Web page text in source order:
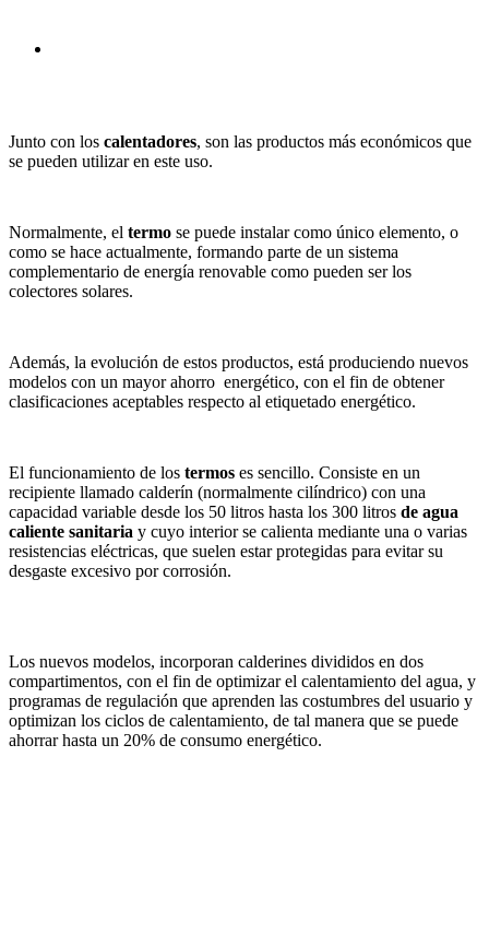
Junto con los calentadores, son las productos más económicos que
se pueden utilizar en este uso.
Normalmente, el termo se puede instalar como único elemento, o
como se hace actualmente, formando parte de un sistema
complementario de energía renovable como pueden ser los
colectores solares.
Además, la evolución de estos productos, está produciendo nuevos
modelos con un mayor ahorro energético, con el fin de obtener
clasificaciones aceptables respecto al etiquetado energético.
El funcionamiento de los termos es sencillo. Consiste en un
recipiente llamado calderín (normalmente cilíndrico) con una
capacidad variable desde los 50 litros hasta los 300 litros de agua
caliente sanitaria y cuyo interior se calienta mediante una o varias
resistencias eléctricas, que suelen estar protegidas para evitar su
desgaste excesivo por corrosión.
Los nuevos modelos, incorporan calderines divididos en dos
compartimentos, con el fin de optimizar el calentamiento del agua, y
programas de regulación que aprenden las costumbres del usuario y
optimizan los ciclos de calentamiento, de tal manera que se puede
ahorrar hasta un 20% de consumo energético.